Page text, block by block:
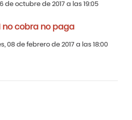
de octubre de 2017 a las 19:05
no cobra no paga
08 de febrero de 2017 a las 18:00